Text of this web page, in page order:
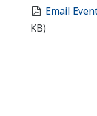
Email
KB)